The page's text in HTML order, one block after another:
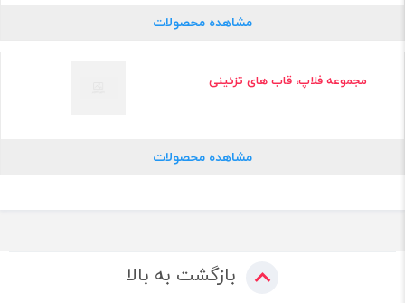
مشاهده محصولات
مجموعه فلاپ، قاب های تزئینی
مشاهده محصولات
بازگشت به بالا